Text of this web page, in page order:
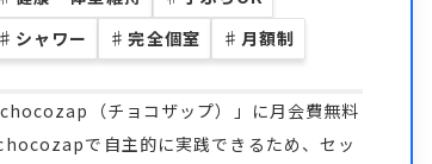
♯ シャワー ♯ 完全個室 ♯ 月額制
（チョコザップ）」に月会費無料
で自主的に実践できるため、セッ